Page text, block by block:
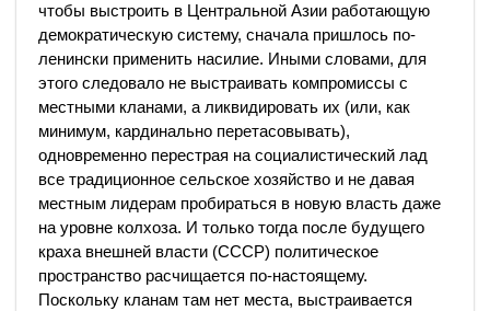
чтобы выстроить в Центральной Азии работающую
демократическую систему, сначала пришлось по-
ленински применить насилие. Иными словами, для
этого следовало не выстраивать компромиссы с
местными кланами, а ликвидировать их (или, как
минимум, кардинально перетасовывать),
одновременно перестрая на социалистический лад
все традиционное сельское хозяйство и не давая
местным лидерам пробираться в новую власть даже
на уровне колхоза. И только тогда после будущего
краха внешней власти (СССР) политическое
пространство расчищается по-настоящему.
Поскольку кланам там нет места, выстраивается